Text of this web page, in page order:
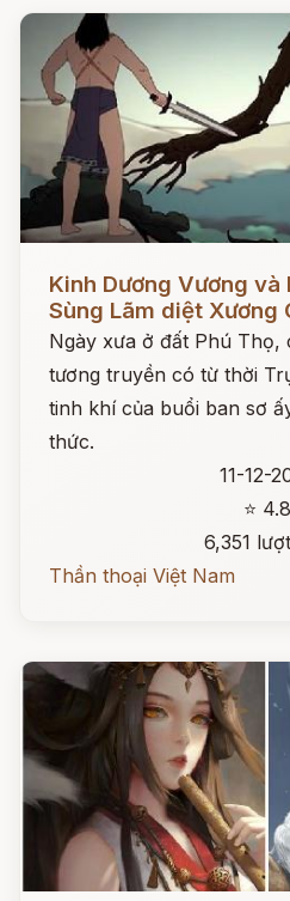
Kinh Dương Vương và
Sùng Lãm diệt Xương
Ngày xưa ở đất Phú Thọ,
tương truyền có từ thời
tinh khí của buổi ban sơ
thức.
11-12-
⭐ 4.8
6,351
Thần thoại Việt Nam